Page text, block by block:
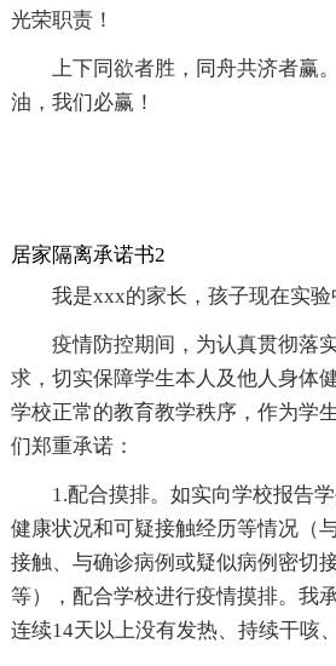
光荣职责！
上下同欲者胜，同舟共济者赢
油，我们必赢！
居家隔离承诺书2
我是xxx的家长，孩子现在实验
疫情防控期间，为认真贯彻落
求，切实保障学生本人及他人身体
学校正常的教育教学秩序，作为学
们郑重承诺：
1.配合摸排。如实向学校报告
健康状况和可疑接触经历等情况（
接触、与确诊病例或疑似病例密切
等），配合学校进行疫情摸排。我
连续14天以上没有发热、持续干咳